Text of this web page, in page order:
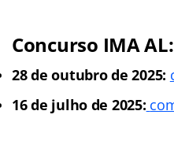
Concurso IMA
28 de outubro de 2025:
16 de julho de 2025: